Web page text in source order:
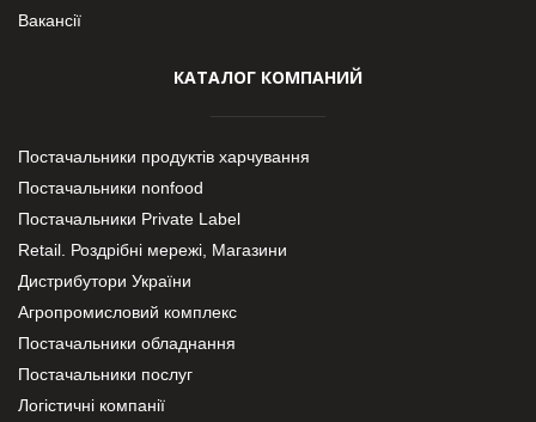
Вакансії
КАТАЛОГ КОМПАНИЙ
Постачальники продуктів харчування
Постачальники nonfood
Постачальники Private Label
Retail. Роздрібні мережі, Магазини
Дистрибутори України
Агропромисловий комплекс
Постачальники обладнання
Постачальники послуг
Логістичні компанії